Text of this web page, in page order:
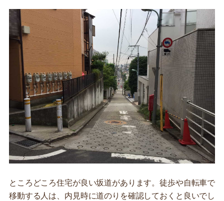
ところどころ住宅が良い坂道があります。徒歩や自転車で
移動する人は、内見時に道のりを確認しておくと良いでし